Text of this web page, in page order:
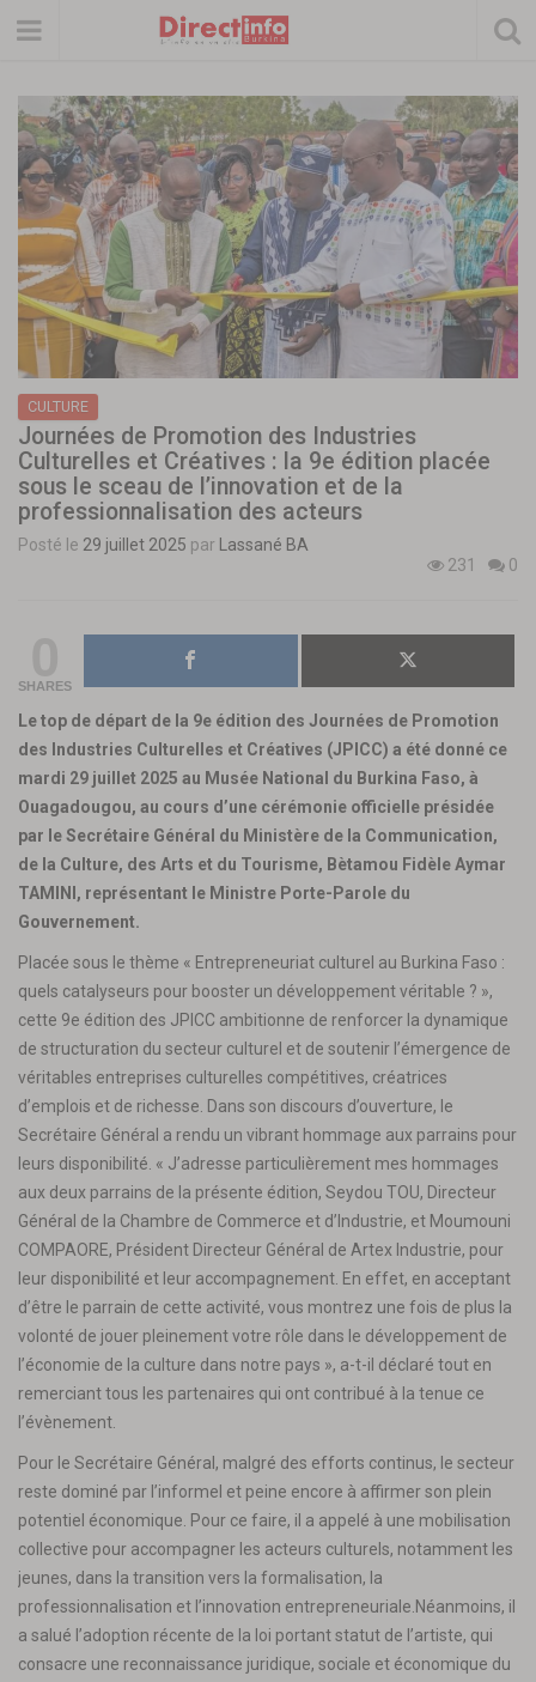
CULTURE
Journées de Promotion des Industries
Culturelles et Créatives : la 9e édition placée
sous le sceau de l’innovation et de la
professionnalisation des acteurs
Posté le 29 juillet 2025 par Lassané BA
231
0
SHARES
Le top de départ de la 9e édition des Journées de Promotion
des Industries Culturelles et Créatives (JPICC) a été donné ce
mardi 29 juillet 2025 au Musée National du Burkina Faso, à
Ouagadougou, au cours d’une cérémonie officielle présidée
par le Secrétaire Général du Ministère de la Communication,
de la Culture, des Arts et du Tourisme, Bètamou Fidèle Aymar
TAMINI, représentant le Ministre Porte-Parole du
Gouvernement.
Placée sous le thème « Entrepreneuriat culturel au Burkina Faso :
quels catalyseurs pour booster un développement véritable ? »,
cette 9e édition des JPICC ambitionne de renforcer la dynamique
de structuration du secteur culturel et de soutenir l’émergence de
véritables entreprises culturelles compétitives, créatrices
d’emplois et de richesse. Dans son discours d’ouverture, le
Secrétaire Général a rendu un vibrant hommage aux parrains pour
leurs disponibilité. « J’adresse particulièrement mes hommages
aux deux parrains de la présente édition, Seydou TOU, Directeur
Général de la Chambre de Commerce et d’Industrie, et Moumouni
COMPAORE, Président Directeur Général de Artex Industrie, pour
leur disponibilité et leur accompagnement. En effet, en acceptant
d’être le parrain de cette activité, vous montrez une fois de plus la
volonté de jouer pleinement votre rôle dans le développement de
l’économie de la culture dans notre pays », a-t-il déclaré tout en
remerciant tous les partenaires qui ont contribué à la tenue ce
l’évènement.
Pour le Secrétaire Général, malgré des efforts continus, le secteur
reste dominé par l’informel et peine encore à affirmer son plein
potentiel économique. Pour ce faire, il a appelé à une mobilisation
collective pour accompagner les acteurs culturels, notamment les
jeunes, dans la transition vers la formalisation, la
professionnalisation et l’innovation entrepreneuriale.Néanmoins, il
a salué l’adoption récente de la loi portant statut de l’artiste, qui
consacre une reconnaissance juridique, sociale et économique du